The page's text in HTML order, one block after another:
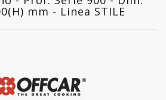
mm - Linea STILE